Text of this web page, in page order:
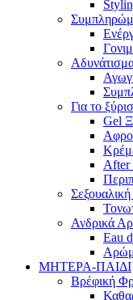
Για το
Gel
After
Σεξουαλική
Ανδρικά
Eau
ΜΗΤΕΡΑ-ΠΑΙΔΙ
Βρέφική